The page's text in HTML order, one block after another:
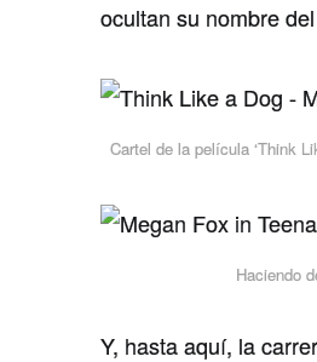
ocultan su nombre
Cartel de la película ‘Think
Haciendo
Y, hasta aquí, la